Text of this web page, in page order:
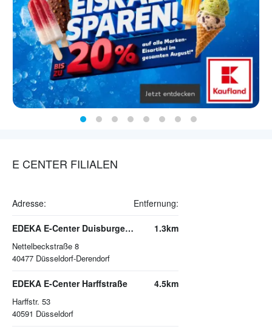
E CENTER FILIALEN
Adresse: Entfernung:
EDEKA E-Center Duisburger Straße
Nettelbeckstraße 8
40477 Düsseldorf-Derendorf
1.3km
EDEKA E-Center Harffstraße
Harffstr. 53
40591 Düsseldorf
4.5km